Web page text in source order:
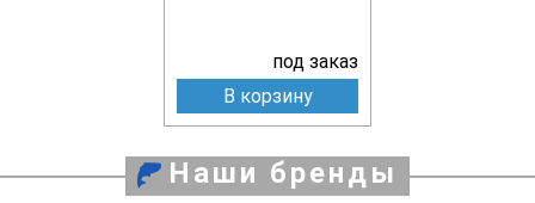
под заказ
В корзину
Наши бренды